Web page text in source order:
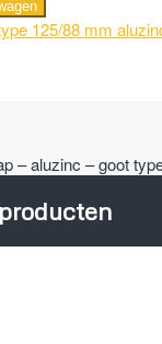
125/88 mm
– aluzinc – goot